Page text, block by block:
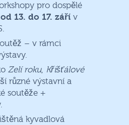
pro dospělé
od 13. do 17. září v
– v rámci
Zelí roku, Křišťálové
různé výstavní a
soutěže +
kyvadlová